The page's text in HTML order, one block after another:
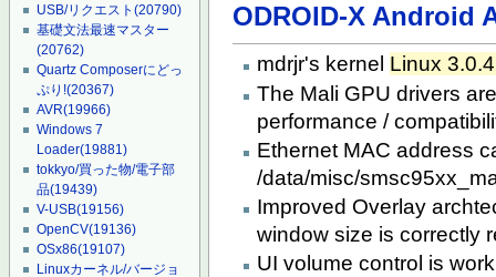
USB/リクエスト(20790)
基礎文法最速マスター
(20762)
Quartz Composerにどっ
ぷり!(20367)
AVR(19966)
Windows 7
Loader(19881)
tokkyo/買った物/電子部
品(19439)
V-USB(19156)
OpenCV(19136)
OSx86(19107)
Linuxカーネル/バージョ
ODROID-X Android
mdrjr's kernel Linux
The Mali GPU drivers
performance /
Ethernet MAC address
/data/misc/
Improved Overlay
window size is correctly
UI volume control is